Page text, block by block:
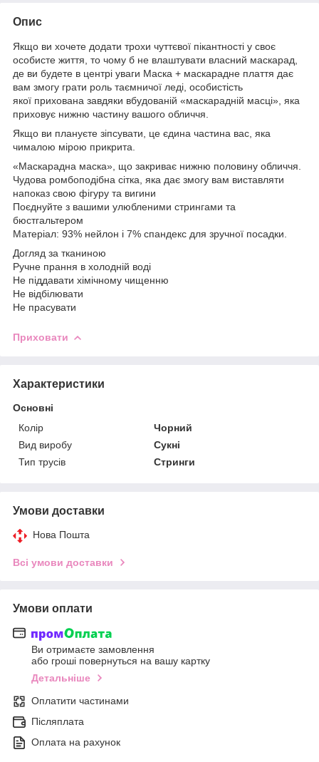
Опис
Якщо ви хочете додати трохи чуттєвої пікантності у своє
особисте життя, то чому б не влаштувати власний маскарад,
де ви будете в центрі уваги Маска + маскарадне плаття дає
вам змогу грати роль таємничої леді, особистість
якої прихована завдяки вбудованій «маскарадній масці», яка
приховує нижню частину вашого обличчя.
Якщо ви плануєте зіпсувати, це єдина частина вас, яка
чималою мірою прикрита.
«Маскарадна маска», що закриває нижню половину обличчя.
Чудова ромбоподібна сітка, яка дає змогу вам виставляти
напоказ свою фігуру та вигини
Поєднуйте з вашими улюбленими стрингами та
бюстгальтером
Матеріал: 93% нейлон і 7% спандекс для зручної посадки.
Догляд за тканиною
Ручне прання в холодній воді
Не піддавати хімічному чищенню
Не відбілювати
Не прасувати
Приховати
Характеристики
Основні
Колір
Чорний
Вид виробу
Сукні
Тип трусів
Стринги
Умови доставки
Нова Пошта
Всі умови доставки
Умови оплати
Ви отримаєте замовлення
або гроші повернуться на вашу картку
Детальніше
Оплатити частинами
Післяплата
Оплата на рахунок